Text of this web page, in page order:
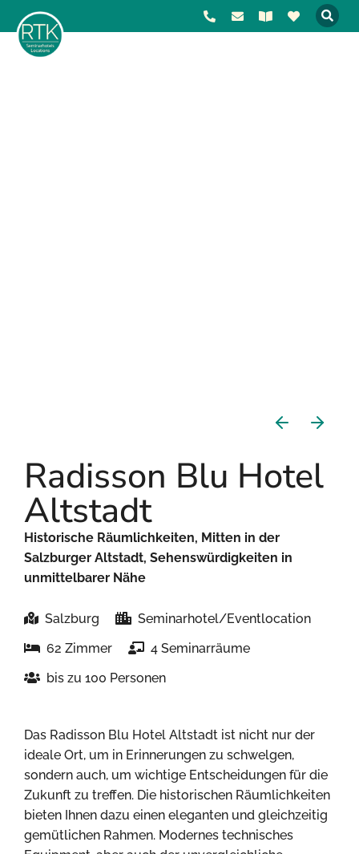
Radisson Blu Hotel
Altstadt
Historische Räumlichkeiten, Mitten in der
Salzburger Altstadt, Sehenswürdigkeiten in
unmittelbarer Nähe
Salzburg
Seminarhotel/Eventlocation
62 Zimmer
4 Seminarräume
bis zu 100 Personen
Das Radisson Blu Hotel Altstadt ist nicht nur der
ideale Ort, um in Erinnerungen zu schwelgen,
sondern auch, um wichtige Entscheidungen für die
Zukunft zu treffen. Die historischen Räumlichkeiten
bieten Ihnen dazu einen eleganten und gleichzeitig
gemütlichen Rahmen. Modernes technisches